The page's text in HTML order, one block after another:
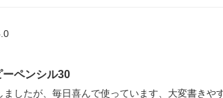
ペンシル30
ましたが、毎日喜んで使っています、大変書きや